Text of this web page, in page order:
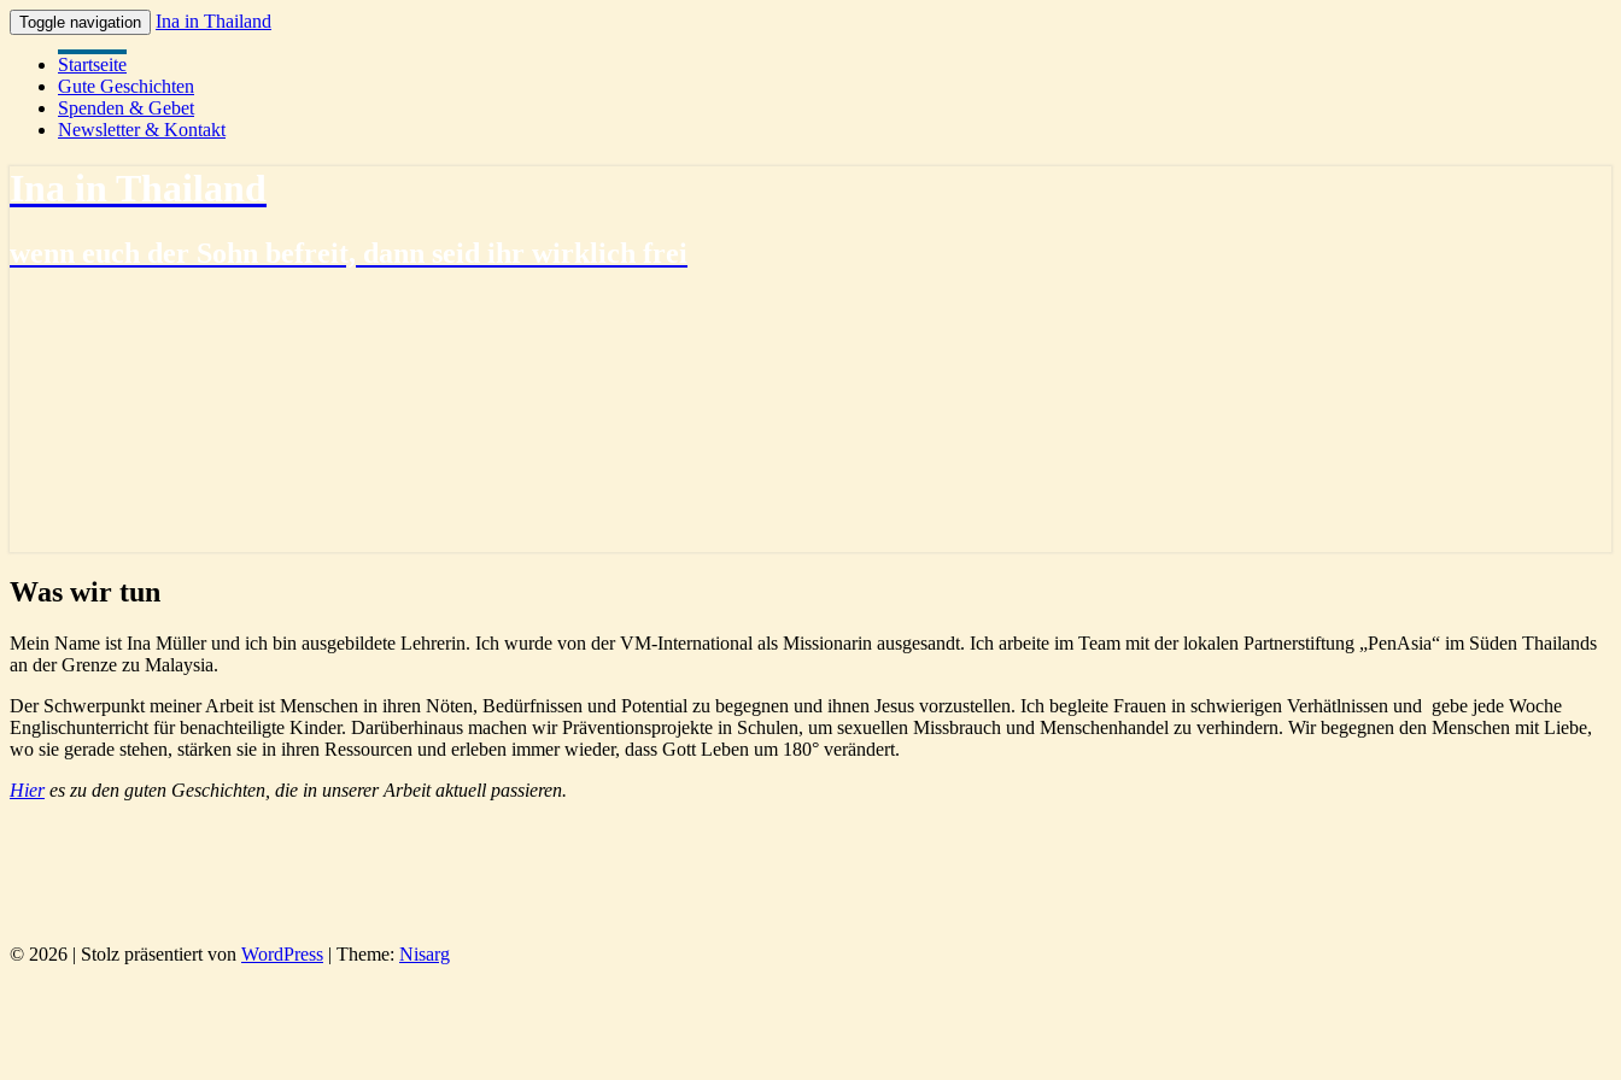
Toggle navigation Ina in Thailand
Startseite
Gute Geschichten
Spenden & Gebet
Newsletter & Kontakt
Ina in Thailand
wenn euch der Sohn befreit, dann seid ihr wirklich frei
Was
wir
Was wir tun
Mein Name ist Ina Müller und ich bin ausgebildete Lehrerin. Ich wurde von der VM-International als Missionarin ausgesandt. Ich arbeite im Team mit der lokalen Partnerstiftung „PenAsia“ im Süden Thailands
an der Grenze zu Malaysia.
Der Schwerpunkt meiner Arbeit ist Menschen in ihren Nöten, Bedürfnissen und Potential zu begegnen und ihnen Jesus vorzustellen. Ich begleite Frauen in schwierigen Verhätlnissen und gebe jede Woche
Englischunterricht für benachteiligte Kinder. Darüberhinaus machen wir Präventionsprojekte in Schulen, um sexuellen Missbrauch und Menschenhandel zu verhindern. Wir begegnen den Menschen mit Liebe,
wo sie gerade stehen, stärken sie in ihren Ressourcen und erleben immer wieder, dass Gott Leben um 180° verändert.
Hieres zu den guten Geschichten, die in unserer Arbeit aktuell passieren.
© 2026 | Stolz präsentiert von WordPress | Theme: Nisarg